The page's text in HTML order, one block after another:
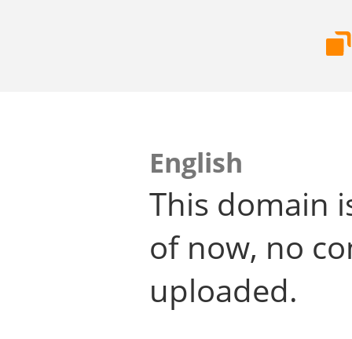
English
This domain
of now, no
uploaded.